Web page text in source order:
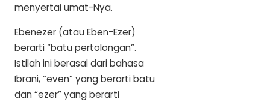
menyertai umat-Nya.
Ebenezer (atau Eben-Ezer)
berarti “batu pertolongan”.
Istilah ini berasal dari bahasa
Ibrani, “even” yang berarti batu
dan “ezer” yang berarti